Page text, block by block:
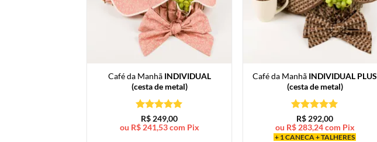
Café da Manhã INDIVIDUAL
(cesta de metal)
Avaliação5
de 5
R$ 249,00
ou R$241,53com Pix
Café da Manhã INDIVIDUAL PLUS
(cesta de metal)
Avaliação5
de 5
R$ 292,00
ou R$283,24com Pix
+ 1 CANECA + TALHERES